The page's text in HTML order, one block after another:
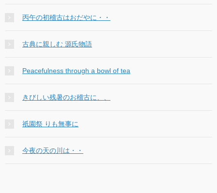
丙午の初稽古はおだやに・・
古典に親しむ 源氏物語
Peacefulness through a bowl of tea
きびしい残暑のお稽古に、、
祇園祭 りも無事に
今夜の天の川は・・